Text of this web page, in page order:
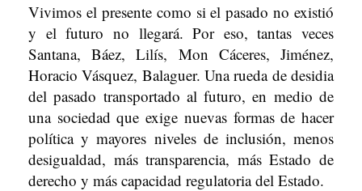
Vivimos el presente como si el pasado no existió
y el futuro no llegará. Por eso, tantas veces
Santana, Báez, Lilís, Mon Cáceres, Jiménez,
Horacio Vásquez, Balaguer. Una rueda de desidia
del pasado transportado al futuro, en medio de
una sociedad que exige nuevas formas de hacer
política y mayores niveles de inclusión, menos
desigualdad, más transparencia, más Estado de
derecho y más capacidad regulatoria del Estado.